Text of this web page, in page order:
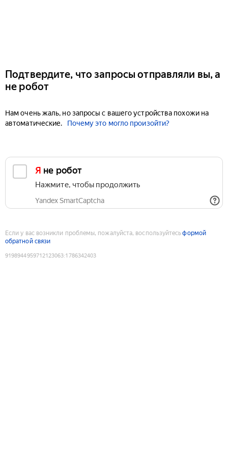
Подтвердите, что запросы отправляли вы, а
не робот
Нам очень жаль, но запросы с вашего устройства похожи на
автоматические.
Почему это могло произойти?
Я не робот
Нажмите, чтобы продолжить
Yandex SmartCaptcha
Если у вас возникли проблемы, пожалуйста, воспользуйтесьформой
обратной связи
9198944959712123063:1786342403